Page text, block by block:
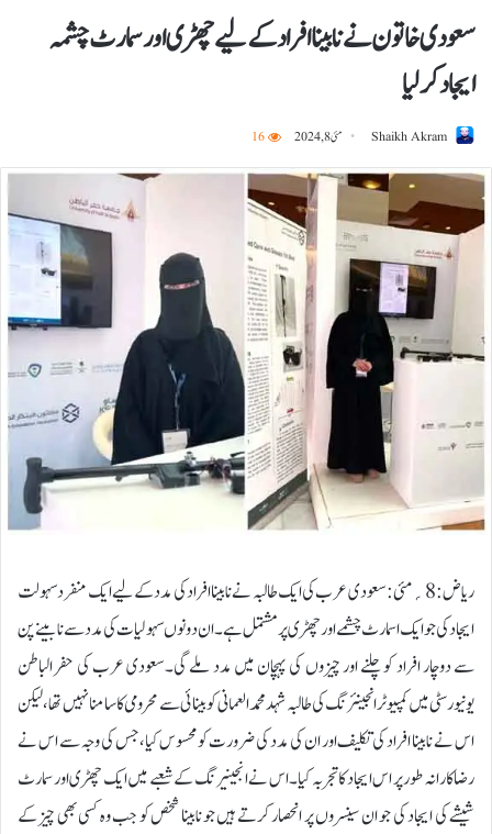
سعودی خاتون نے نابینا افراد کے لیے چھڑی اور سمارٹ چشمہ
ایجاد کر لیا
Shaikh Akram مئی 8, 2024 16
ریاض:8؍مئی: سعودی عرب کی ایک طالبہ نے نابینا افراد کی مدد کے لیے ایک منفرد سہولت
ایجاد کی جو ایک اسمارٹ چشمے اور چھڑی پرمشتمل ہے۔ ان دونوں سہولیات کی مدد سے نابینے پن
سے دوچار افراد کو چلنے اور چیزوں کی پہچان میں مدد ملے گی۔سعودی عرب کی حفر الباطن
یونیورسٹی میں کمپیوٹر انجینئرنگ کی طالبہ شہد محمد العمانی کو بینائی سے محرومی کا سامنا نہیں تھا، لیکن
اس نے نابینا افراد کی تکلیف اور ان کی مدد کی ضرورت کو محسوس کیا، جس کی وجہ سے اس نے
رضاکارانہ طور پر اس ایجاد کا تجربہ کیا۔ اس نے انجینیرنگ کے شعبے میں ایک چھڑی اور سمارٹ
شیشے کی ایجاد کی جو ان سینسروں پر انحصار کرتے ہیں جو نابینا شخص کو جب وہ کسی بھی چیز کے